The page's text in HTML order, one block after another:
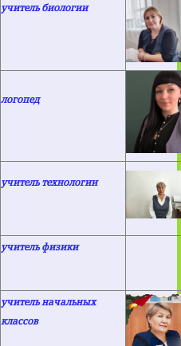
учитель биологии
логопед
учитель технологии
учитель физики
учитель начальных
классов